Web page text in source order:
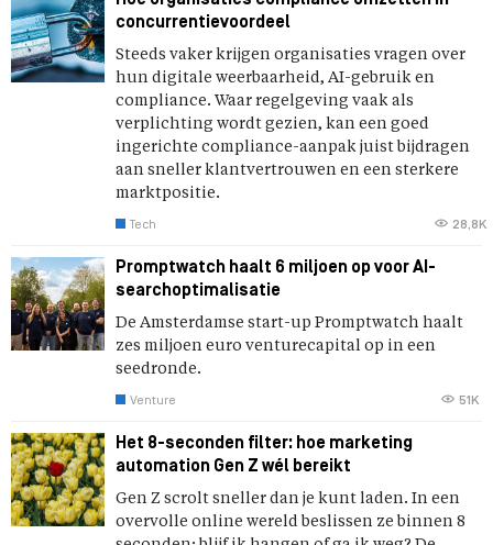
concurrentievoordeel
Steeds vaker krijgen organisaties vragen over
hun digitale weerbaarheid, AI-gebruik en
compliance. Waar regelgeving vaak als
verplichting wordt gezien, kan een goed
ingerichte compliance-aanpak juist bijdragen
aan sneller klantvertrouwen en een sterkere
marktpositie.
Tech 28,8K
Promptwatch haalt 6 miljoen op voor AI-
searchoptimalisatie
De Amsterdamse start-up Promptwatch haalt
zes miljoen euro venturecapital op in een
seedronde.
Venture 51K
Het 8-seconden filter: hoe marketing
automation Gen Z wél bereikt
Gen Z scrolt sneller dan je kunt laden. In een
overvolle online wereld beslissen ze binnen 8